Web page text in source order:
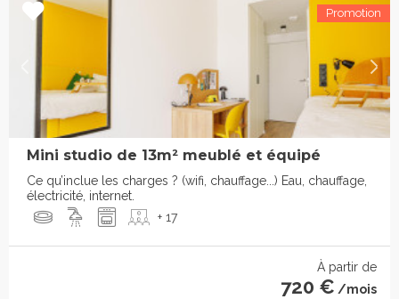
Mini studio de 13m² meublé et équipé
Ce qu’inclue les charges ? (wifi, chauffage...) Eau, chauffage,
électricité, internet.
+ 17
À partir de
720 € /mois